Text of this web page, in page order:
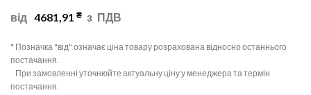
від 4681,91 ₴ з ПДВ
* Позначка "від" означає ціна товару розрахована відносно останнього
постачання.
При замовленні уточнюйте актуальну ціну у менеджера та термін
постачання.